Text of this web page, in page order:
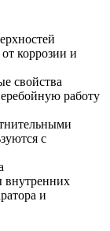
коррозии и
свойства
работу
с
внутренних
и